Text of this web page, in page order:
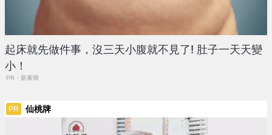
起床就先做件事，沒三天小腹就不見了! 肚子一天天變
小！
PR・新素簡
PR 仙桃牌